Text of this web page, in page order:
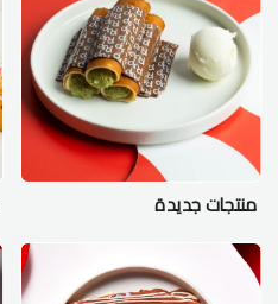
منتجات جديدة